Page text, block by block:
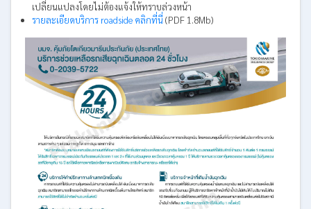
เปลี่ยนแปลงโดยไม่ต้องแจ้งให้ทราบล่วงหน้า
รายละเอียดบริการ roadside คลิกที่นี่(PDF 1.8Mb)